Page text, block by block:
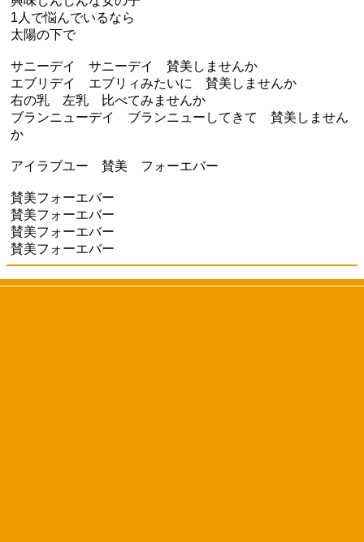
1人で悩んでいるなら
太陽の下で
サニーデイ サニーデイ 賛美しませんか
エブリデイ エブリィみたいに 賛美しませんか
右の乳 左乳 比べてみませんか
ブランニューデイ ブランニューしてきて 賛美しません
か
アイラブユー 賛美 フォーエバー
賛美フォーエバー
賛美フォーエバー
賛美フォーエバー
賛美フォーエバー